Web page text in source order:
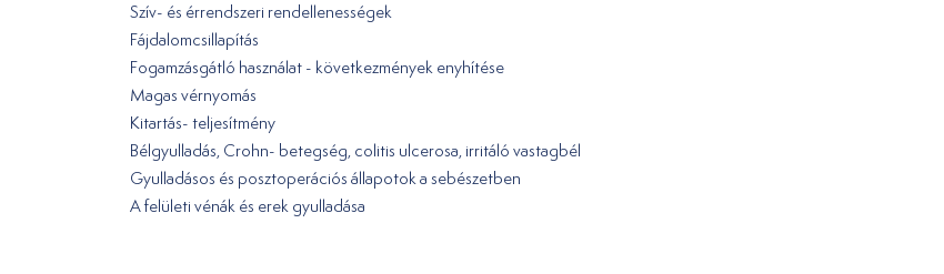
Szív- és érrendszeri rendellenességek
Fájdalomcsillapítás
Fogamzásgátló használat - következmények enyhítése
Magas vérnyomás
Kitartás- teljesítmény
Bélgyulladás, Crohn- betegség, colitis ulcerosa, irritáló vastagbél
Gyulladásos és posztoperációs állapotok a sebészetben
A felületi vénák és erek gyulladása